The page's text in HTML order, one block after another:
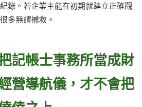
錄。若企業主能在初期就建立正確觀
多無謂補救。
記帳士事務所當成財
營導航儀，才不會把